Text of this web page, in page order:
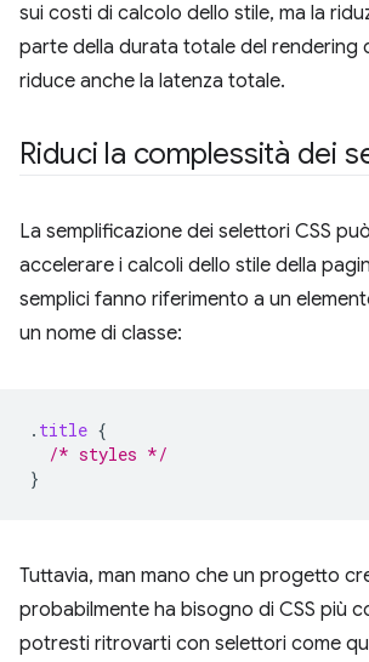
sui costi di calcolo dello stile, ma la
parte della durata totale del rendering
riduce anche la latenza totale.
Riduci la complessità dei
La semplificazione dei selettori CSS
accelerare i calcoli dello stile della
semplici fanno riferimento a un
un nome di classe:
. title {
/* styles */
}
Tuttavia, man mano che un progetto
probabilmente ha bisogno di CSS più
potresti ritrovarti con selettori come